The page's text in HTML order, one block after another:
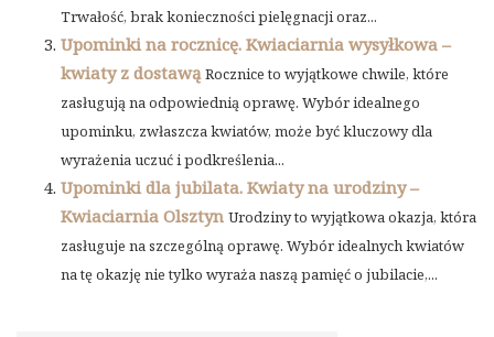
Trwałość, brak konieczności pielęgnacji oraz...
Upominki na rocznicę. Kwiaciarnia wysyłkowa –
kwiaty z dostawą Rocznice to wyjątkowe chwile, które
zasługują na odpowiednią oprawę. Wybór idealnego
upominku, zwłaszcza kwiatów, może być kluczowy dla
wyrażenia uczuć i podkreślenia...
Upominki dla jubilata. Kwiaty na urodziny –
Kwiaciarnia Olsztyn Urodziny to wyjątkowa okazja, która
zasługuje na szczególną oprawę. Wybór idealnych kwiatów
na tę okazję nie tylko wyraża naszą pamięć o jubilacie,...